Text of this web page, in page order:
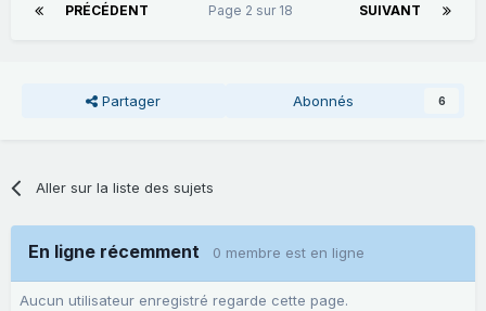
PRÉCÉDENT SUIVANT
Page 2 sur 18
Partager Abonnés 6
Aller sur la liste des sujets
En ligne récemment 0 membre est en ligne
Aucun utilisateur enregistré regarde cette page.